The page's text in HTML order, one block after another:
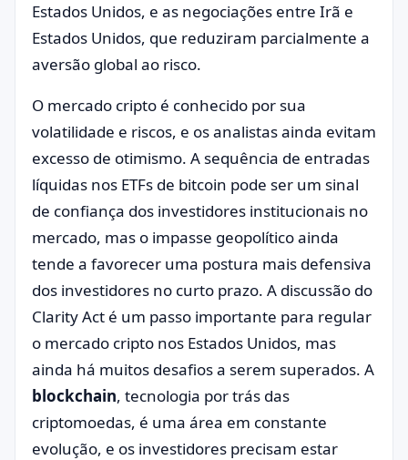
Estados Unidos, e as negociações entre Irã e
Estados Unidos, que reduziram parcialmente a
aversão global ao risco.
O mercado cripto é conhecido por sua
volatilidade e riscos, e os analistas ainda evitam
excesso de otimismo. A sequência de entradas
líquidas nos ETFs de bitcoin pode ser um sinal
de confiança dos investidores institucionais no
mercado, mas o impasse geopolítico ainda
tende a favorecer uma postura mais defensiva
dos investidores no curto prazo. A discussão do
Clarity Act é um passo importante para regular
o mercado cripto nos Estados Unidos, mas
ainda há muitos desafios a serem superados. A
blockchain, tecnologia por trás das
criptomoedas, é uma área em constante
evolução, e os investidores precisam estar